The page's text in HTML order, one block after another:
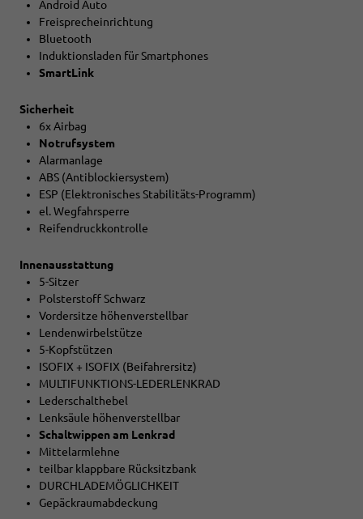
Android Auto
Freisprecheinrichtung
Bluetooth
Induktionsladen für Smartphones
SmartLink
Sicherheit
6x Airbag
Notrufsystem
Alarmanlage
ABS (Antiblockiersystem)
ESP (Elektronisches Stabilitäts-Programm)
el. Wegfahrsperre
Reifendruckkontrolle
Innenausstattung
5-Sitzer
Polsterstoff Schwarz
Vordersitze höhenverstellbar
Lendenwirbelstütze
5-Kopfstützen
ISOFIX + ISOFIX (Beifahrersitz)
MULTIFUNKTIONS-LEDERLENKRAD
Lederschalthebel
Lenksäule höhenverstellbar
Schaltwippen am Lenkrad
Mittelarmlehne
teilbar klappbare Rücksitzbank
DURCHLADEMÖGLICHKEIT
Gepäckraumabdeckung